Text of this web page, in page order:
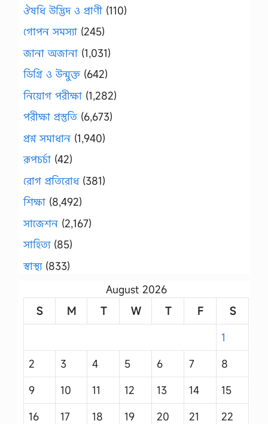
ঔষধি উদ্ভিদ ও প্রাণী (110)
গোপন সমস্যা (245)
জানা অজানা (1,031)
ডিগ্রি ও উন্মুক্ত (642)
নিয়োগ পরীক্ষা (1,282)
পরীক্ষা প্রস্তুতি (6,673)
প্রশ্ন সমাধান (1,940)
রূপচর্চা (42)
রোগ প্রতিরোধ(381)
শিক্ষা (8,492)
সাজেশন (2,167)
সাহিত্য(85)
স্বাস্থ্য(833)
August 2026
S
M T W T F
S
1
2
3 4 5 6 7
8
9
10 11 12 13 14
15
16
17 18 19 20 21 22